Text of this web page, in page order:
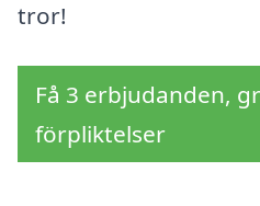
tror!
Få 3 erbjudanden,
förpliktelser